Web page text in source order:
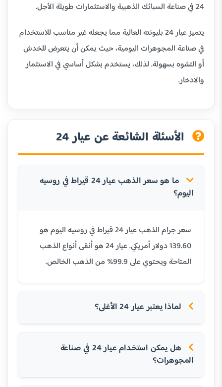
24 في صناعة السبائك الذهبية والاستثمارات طويلة الأجل.
يتميز عيار 24 بليونته العالية مما يجعله غير مناسب للاستخدام
في صناعة المجوهرات اليومية، حيث يمكن أن يتعرض للخدش
أو التشوه بسهولة. لذلك، يستخدم بشكل أساسي في الاستثمار
والادخار.
الأسئلة الشائعة عن عيار 24
ما هو سعر الذهب عيار 24 قيراط في روسيه
اليوم؟
سعر جرام الذهب عيار 24 قيراط في روسيه اليوم هو
139.60 دولار أمريكي. عيار 24 هو أنقى أنواع الذهب
المتاحة ويحتوي على 99.9% من الذهب الخالص.
لماذا يعتبر عيار 24 الأغلى؟
هل يمكن استخدام عيار 24 في صناعة
المجوهرات؟